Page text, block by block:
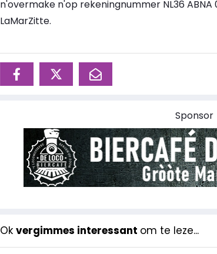
n'overmake n'op rekeningnummer NL36 ABNA
LaMarZitte.
Sponsor
Ok vergimmes interessant om te leze...